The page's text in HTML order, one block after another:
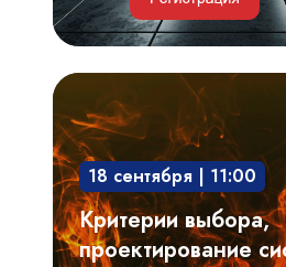
Критерии
выбора,
проектирование
системы
газового
пожаротушения.
18 сентября | 11:00
Критерии выбора,
проектирование